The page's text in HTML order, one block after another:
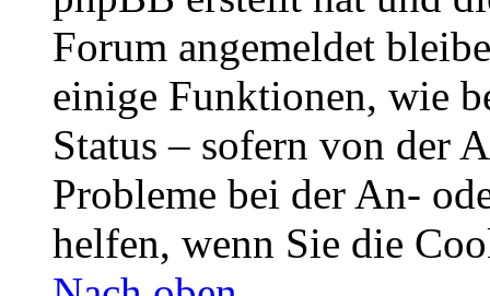
Forum angemeldet
einige Funktionen, wie
Status – sofern von der
Probleme bei der An-
helfen, wenn Sie die